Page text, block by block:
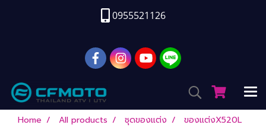
0955521126
Home All products ชุดของแต่ง ของแต่งX520L